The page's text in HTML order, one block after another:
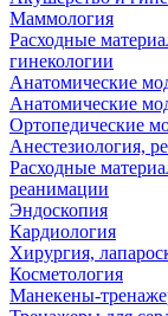
Маммология
Расходные
гинекологии
Анатомические
Анатомические
Ортопедические
Анестезиология,
Расходные
реанимации
Эндоскопия
Кардиология
Хирургия,
Косметология
Манекены-